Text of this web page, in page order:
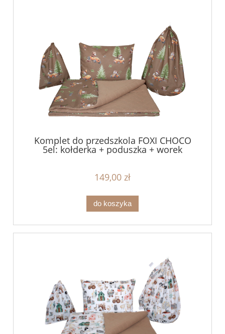
Komplet do przedszkola FOXI CHOCO
5el: kołderka + poduszka + worek
149,00 zł
do koszyka